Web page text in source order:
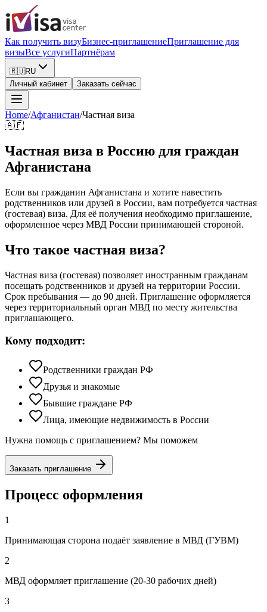
Как получить визуБизнес-приглашениеПриглашение для
визыВсе услугиПартнёрам
🇷🇺RU
Личный кабинет
Заказать сейчас
Home/Афганистан/Частная виза
🇦🇫
Частная виза в Россию для граждан
Афганистана
Если вы гражданин Афганистана и хотите навестить
родственников или друзей в России, вам потребуется частная
(гостевая) виза. Для её получения необходимо приглашение,
оформленное через МВД России принимающей стороной.
Что такое частная виза?
Частная виза (гостевая) позволяет иностранным гражданам
посещать родственников и друзей на территории России.
Срок пребывания — до 90 дней. Приглашение оформляется
через территориальный орган МВД по месту жительства
приглашающего.
Кому подходит:
Родственники граждан РФ
Друзья и знакомые
Бывшие граждане РФ
Лица, имеющие недвижимость в России
Нужна помощь с приглашением? Мы поможем
Заказать приглашение
Процесс оформления
1
Принимающая сторона подаёт заявление в МВД (ГУВМ)
2
МВД оформляет приглашение (20-30 рабочих дней)
3